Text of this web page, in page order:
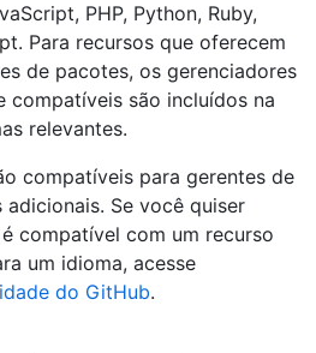
PHP, Python, Ruby,
Para recursos que oferecem
de pacotes, os gerenciadores
compatíveis são incluídos na
relevantes.
compatíveis para gerentes de
Se você quiser
compatível com um recurso
um idioma, acesse
do GitHub.